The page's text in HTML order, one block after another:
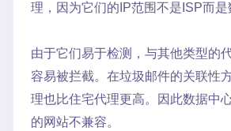
理，因为它们的IP范围不是ISP而是
由于它们易于检测，与其他类型的
容易被拦截。在垃圾邮件的关联性
理也比住宅代理更高。因此数据中
的网站不兼容。